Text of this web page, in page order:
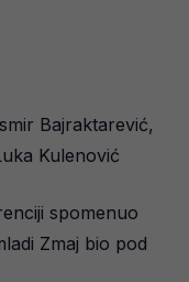
Bajraktarević,
Kulenović
spomenuo
Zmaj bio pod